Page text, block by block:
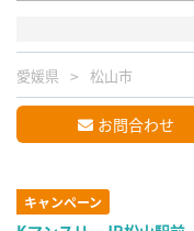
愛媛県 松山市
お問合わせ
キャンペーン